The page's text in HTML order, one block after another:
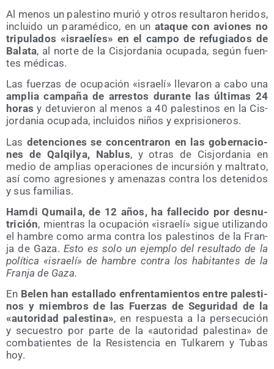
Al menos un pales­tino murió y otros resul­ta­ron heri­dos,
inclui­do un para­mé­di­co, en un ata­que con avio­nes no
tri­pu­la­dos «israe­líes» en el cam­po de refu­gia­dos de
Bala­ta, al nor­te de la Cis­jor­da­nia ocu­pa­da, según fuen­
tes médicas.
Las fuer­zas de ocu­pa­ción «israe­lí» lle­va­ron a cabo una
amplia cam­pa­ña de arres­tos duran­te las últi­mas 24
horas y detu­vie­ron al menos a 40 pales­ti­nos en la Cis­
jor­da­nia ocu­pa­da, inclui­dos niños y exprisioneros.
Las deten­cio­nes se con­cen­tra­ron en las gober­na­cio­
nes de Qal­qil­ya, Nablus, y otras de Cis­jor­da­nia en
medio de amplias ope­ra­cio­nes de incur­sión y mal­tra­to,
así como agre­sio­nes y ame­na­zas con­tra los dete­ni­dos
y sus familias.
Ham­di Qumai­la, de 12 años, ha falle­ci­do por des­nu­
tri­ción, mien­tras la ocu­pa­ción «israe­lí» sigue uti­li­zan­do
el ham­bre como arma con­tra los pales­ti­nos de la Fran­
ja de Gaza. Esto es solo un ejem­plo del resul­ta­do de la
polí­ti­ca «israe­lí» de ham­bre con­tra los habi­tan­tes de la
Fran­ja de Gaza.
En Belen han esta­lla­do enfren­ta­mien­tos entre pales­ti­
nos y miem­bros de las Fuer­zas de Segu­ri­dad de la
«auto­ri­dad pales­ti­na», en res­pues­ta a la per­se­cu­ción
y secues­tro por par­te de la «auto­ri­dad pales­ti­na» de
com­ba­tien­tes de la Resis­ten­cia en Tul­ka­rem y Tubas
hoy.